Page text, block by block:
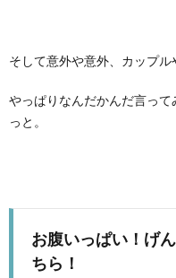
そして意外や意外、カップル
やっぱりなんだかんだ言っ
っと。
お腹いっぱい！げ
ちら！